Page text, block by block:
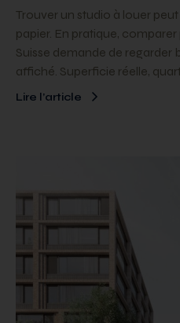
Trouver un studio à louer
papier. En pratique,
Suisse demande de regarder
affiché. Superficie réelle,
Lire l’article